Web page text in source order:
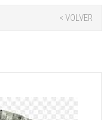
< VOLVER